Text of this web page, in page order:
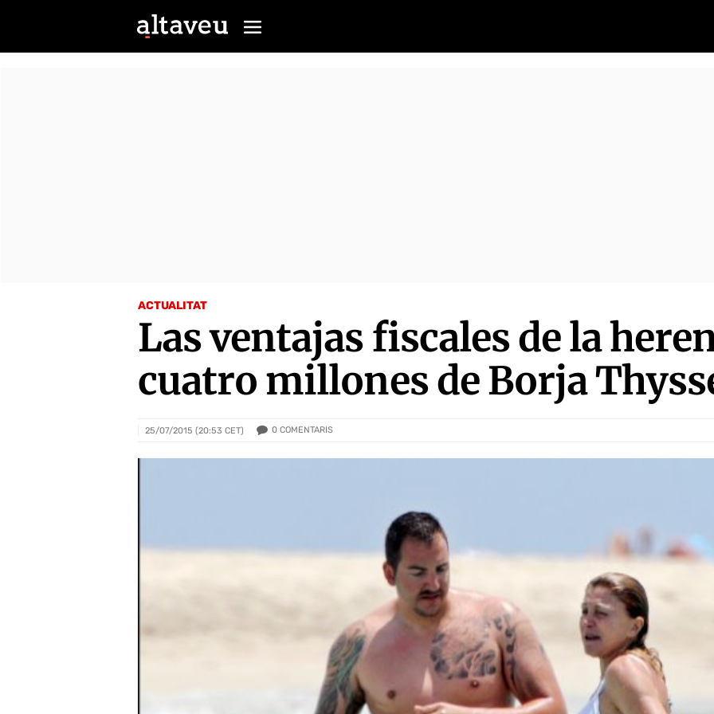
ACTUALITAT
Las ventajas fiscales de la
cuatro millones de Borja
25/07/2015 (20:53 CET) 0 COMENTARIS